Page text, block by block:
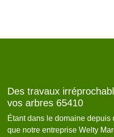
Des travaux
vos arbres 65410
Étant dans le domaine depuis
que notre entreprise Welty